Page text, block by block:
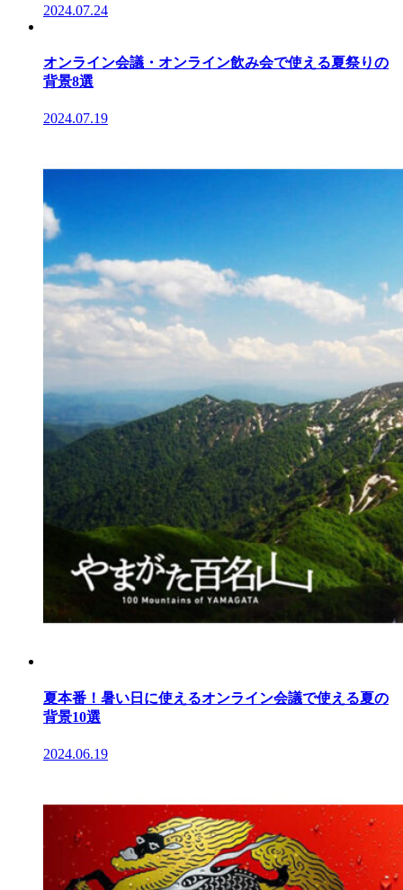
2024.07.24
オンライン会議・オンライン飲み会で使える夏祭りの
背景8選
2024.07.19
夏本番！暑い日に使えるオンライン会議で使える夏の
背景10選
2024.06.19